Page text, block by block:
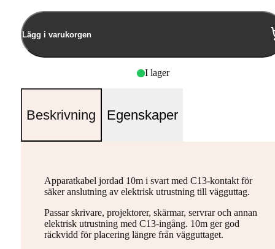
Lägg i varukorgen
I lager
Beskrivning Egenskaper
Apparatkabel jordad 10m i svart med C13-kontakt för
säker anslutning av elektrisk utrustning till vägguttag.
Passar skrivare, projektorer, skärmar, servrar och annan
elektrisk utrustning med C13-ingång. 10m ger god
räckvidd för placering längre från vägguttaget.